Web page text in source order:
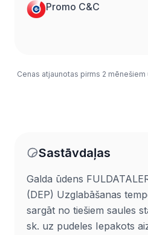
Promo C&C
Cenas atjaunotas pirms 2 mēnešiem
Sastāvdaļas
Galda ūdens
(DEP) Uzglabāšanas
sargāt no tiešiem saules
sk. uz pudeles Iepakots